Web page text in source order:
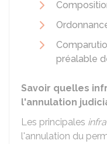
préalable
Savoir quelles
l'annulation
Les principales
l'annulation du